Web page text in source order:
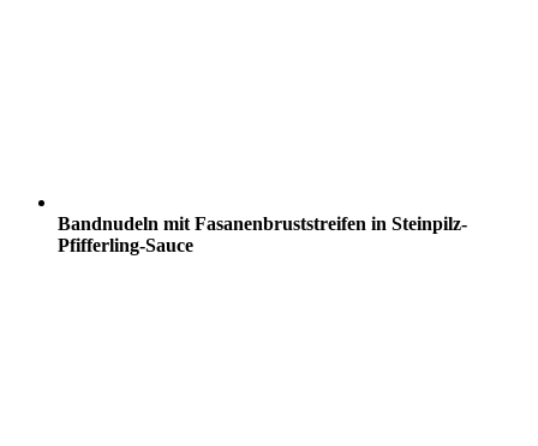
Bandnudeln mit Fasanenbruststreifen in Steinpilz-
Pfifferling-Sauce